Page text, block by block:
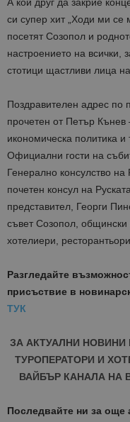
А кой друг да закрие
си супер хит „Ходи ми се
посетят Созопол и
настроението на всички,
стотици щастливи лица
Поздравителен адрес по
прочетен от Петър
икономическа политика
Официални гости на
Генерално консулство
почетен консул на
представител, Георги
съвет Созопол, общински
хотелиери,
Разгледайте
присъствие в
ТУК
ЗА АКТУАЛНИ
ТУРОПЕРАТОРИ И
ВАЙБЪР КАНАЛА НА
Последвайте ни за още